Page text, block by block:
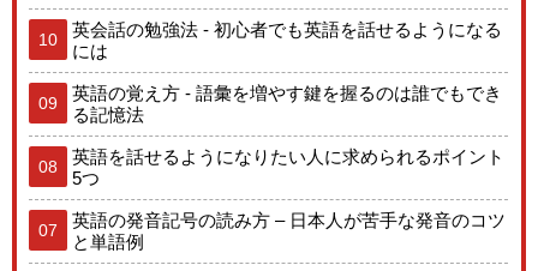
10
英会話の勉強法 - 初心者でも英語を話せるようになる
には
09
英語の覚え方 - 語彙を増やす鍵を握るのは誰でもでき
る記憶法
08
英語を話せるようになりたい人に求められるポイント
5つ
07
英語の発音記号の読み方 – 日本人が苦手な発音のコツ
と単語例